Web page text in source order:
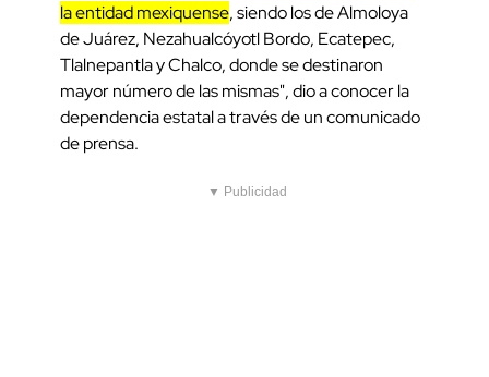
la entidad mexiquense, siendo los de Almoloya
de Juárez, Nezahualcóyotl Bordo, Ecatepec,
Tlalnepantla y Chalco, donde se destinaron
mayor número de las mismas", dio a conocer la
dependencia estatal a través de un comunicado
de prensa.
▼ Publicidad